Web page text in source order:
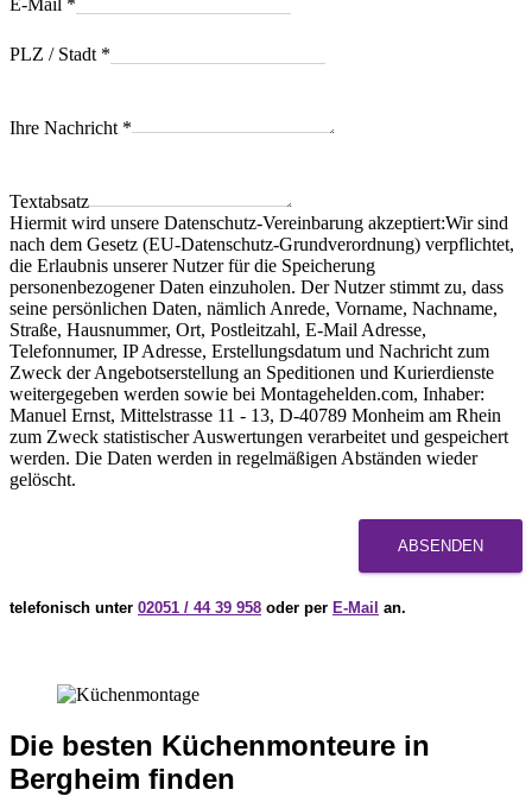
E-Mail *
PLZ / Stadt *
Ihre Nachricht *
Textabsatz
Hiermit wird unsere Datenschutz-Vereinbarung akzeptiert:Wir sind
nach dem Gesetz (EU-Datenschutz-Grundverordnung) verpflichtet,
die Erlaubnis unserer Nutzer für die Speicherung
personenbezogener Daten einzuholen. Der Nutzer stimmt zu, dass
seine persönlichen Daten, nämlich Anrede, Vorname, Nachname,
Straße, Hausnummer, Ort, Postleitzahl, E-Mail Adresse,
Telefonnumer, IP Adresse, Erstellungsdatum und Nachricht zum
Zweck der Angebotserstellung an Speditionen und Kurierdienste
weitergegeben werden sowie bei Montagehelden.com, Inhaber:
Manuel Ernst, Mittelstrasse 11 - 13, D-40789 Monheim am Rhein
zum Zweck statistischer Auswertungen verarbeitet und gespeichert
werden. Die Daten werden in regelmäßigen Abständen wieder
gelöscht.
ABSENDEN
telefonisch unter 02051 / 44 39 958 oder per E-Mail an.
Die besten Küchenmonteure in
Bergheim finden